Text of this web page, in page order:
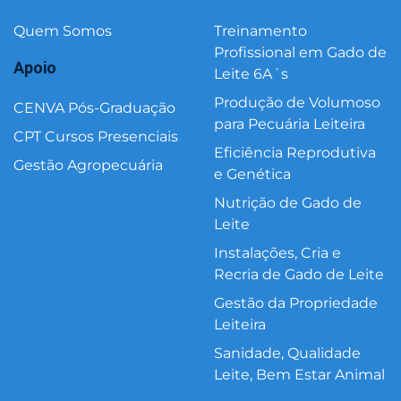
Quem Somos
Apoio
CENVA Pós-Graduação
CPT Cursos Presenciais
Gestão Agropecuária
Treinamento
Profissional em Gado de
Leite 6A´s
Produção de Volumoso
para Pecuária Leiteira
Eficiência Reprodutiva
e Genética
Nutrição de Gado de
Leite
Instalações, Cria e
Recria de Gado de Leite
Gestão da Propriedade
Leiteira
Sanidade, Qualidade
Leite, Bem Estar Animal